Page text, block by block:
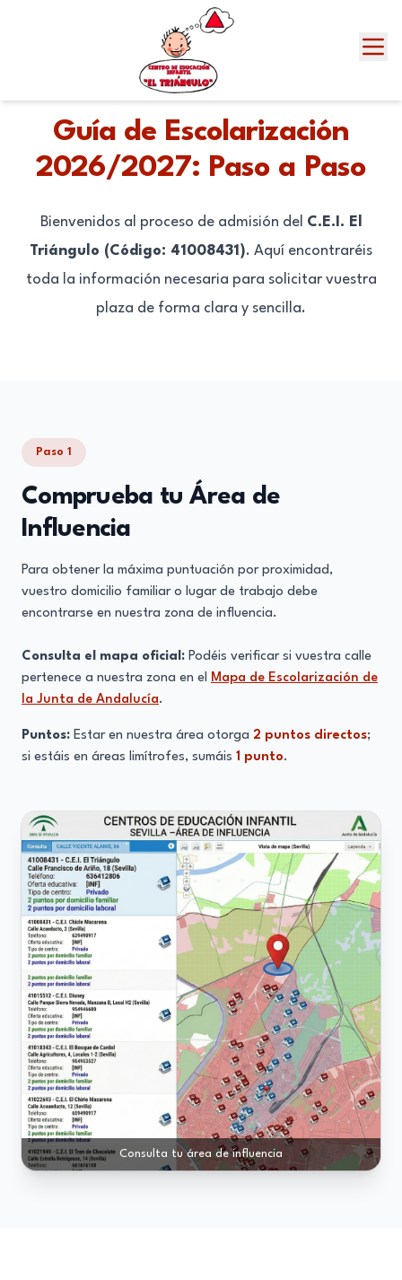
Guía de Escolarización
2026/2027: Paso a Paso
Bienvenidos al proceso de admisión del C.E.I. El
Triángulo (Código: 41008431). Aquí encontraréis
toda la información necesaria para solicitar vuestra
plaza de forma clara y sencilla.
Paso 1
Comprueba tu Área de
Influencia
Para obtener la máxima puntuación por proximidad,
vuestro domicilio familiar o lugar de trabajo debe
encontrarse en nuestra zona de influencia.
Consulta el mapa oficial: Podéis verificar si vuestra calle
pertenece a nuestra zona en el Mapa de Escolarización de
la Junta de Andalucía.
Puntos: Estar en nuestra área otorga 2 puntos directos;
si estáis en áreas limítrofes, sumáis 1 punto.
Consulta tu área de influencia